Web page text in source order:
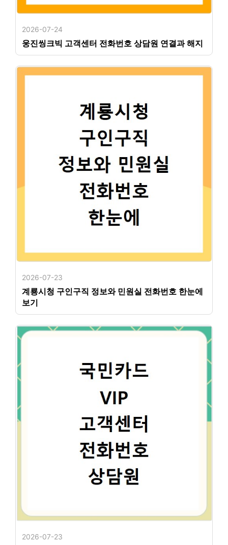
2026-07-24
웅진씽크빅 고객센터 전화번호 상담원 연결과 해지
2026-07-23
계룡시청 구인구직 정보와 민원실 전화번호 한눈에
보기
2026-07-23